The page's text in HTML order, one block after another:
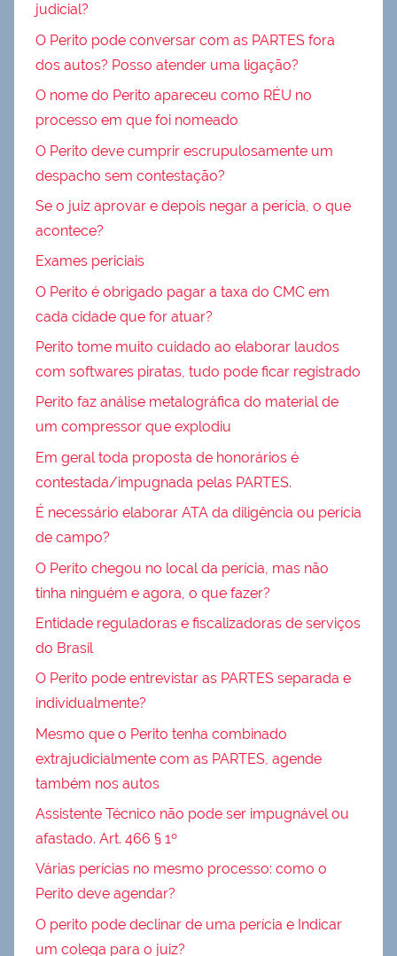
judicial?
O Perito pode conversar com as PARTES fora
dos autos? Posso atender uma ligação?
O nome do Perito apareceu como RÉU no
processo em que foi nomeado
O Perito deve cumprir escrupulosamente um
despacho sem contestação?
Se o juiz aprovar e depois negar a perícia, o que
acontece?
Exames periciais
O Perito é obrigado pagar a taxa do CMC em
cada cidade que for atuar?
Perito tome muito cuidado ao elaborar laudos
com softwares piratas, tudo pode ficar registrado
Perito faz análise metalográfica do material de
um compressor que explodiu
Em geral toda proposta de honorários é
contestada/impugnada pelas PARTES.
É necessário elaborar ATA da diligência ou perícia
de campo?
O Perito chegou no local da perícia, mas não
tinha ninguém e agora, o que fazer?
Entidade reguladoras e fiscalizadoras de serviços
do Brasil
O Perito pode entrevistar as PARTES separada e
individualmente?
Mesmo que o Perito tenha combinado
extrajudicialmente com as PARTES, agende
também nos autos
Assistente Técnico não pode ser impugnável ou
afastado. Art. 466 § 1º
Várias perícias no mesmo processo: como o
Perito deve agendar?
O perito pode declinar de uma perícia e Indicar
um colega para o juiz?